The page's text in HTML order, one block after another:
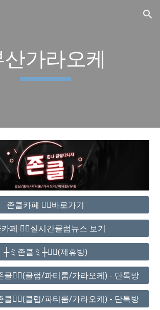
Skip to navigation
산가라오케
존클카페 ❤️‍🔥바로가기
페 ❤️‍🔥실시간클럽뉴스 보기
┼ミ존클ミ┼❤️‍🔥(제휴방)
❤️‍🔥(클럽/파티룸/가라오케) - 단톡방
❤️‍🔥(클럽/파티룸/가라오케) - 단톡방